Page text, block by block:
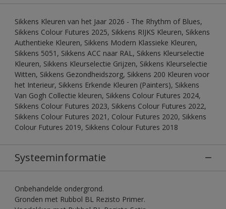
Sikkens Kleuren van het Jaar 2026 - The Rhythm of Blues,
Sikkens Colour Futures 2025, Sikkens RIJKS Kleuren, Sikkens
Authentieke Kleuren, Sikkens Modern Klassieke Kleuren,
Sikkens 5051, Sikkens ACC naar RAL, Sikkens Kleurselectie
Kleuren, Sikkens Kleurselectie Grijzen, Sikkens Kleurselectie
Witten, Sikkens Gezondheidszorg, Sikkens 200 Kleuren voor
het Interieur, Sikkens Erkende Kleuren (Painters), Sikkens
Van Gogh Collectie kleuren, Sikkens Colour Futures 2024,
Sikkens Colour Futures 2023, Sikkens Colour Futures 2022,
Sikkens Colour Futures 2021, Colour Futures 2020, Sikkens
Colour Futures 2019, Sikkens Colour Futures 2018
Systeeminformatie
Onbehandelde ondergrond.
Gronden met Rubbol BL Rezisto Primer.